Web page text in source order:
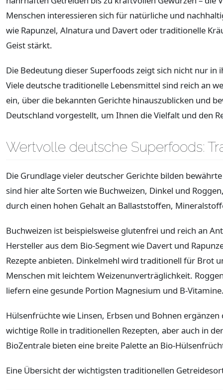
Menschen interessieren sich für natürliche und
wie Rapunzel, Alnatura und Davert oder traditionelle
Geist stärkt.
Die Bedeutung dieser Superfoods zeigt sich nicht nur
Viele deutsche traditionelle Lebensmittel sind reich an
ein, über die bekannten Gerichte hinauszublicken und
Deutschland vorgestellt, um Ihnen die Vielfalt und den
Wertvolle deutsche Superfoods:
Die Grundlage vieler deutscher Gerichte bilden
sind hier alte Sorten wie Buchweizen, Dinkel und
durch einen hohen Gehalt an Ballaststoffen,
Buchweizen ist beispielsweise glutenfrei und reich an
Hersteller aus dem Bio-Segment wie Davert und
Rezepte anbieten. Dinkelmehl wird traditionell für Brot
Menschen mit leichtem Weizenunverträglichkeit.
liefern eine gesunde Portion Magnesium und B-
Hülsenfrüchte wie Linsen, Erbsen und Bohnen
wichtige Rolle in traditionellen Rezepten, aber auch in
BioZentrale bieten eine breite Palette an Bio-
Eine Übersicht der wichtigsten traditionellen